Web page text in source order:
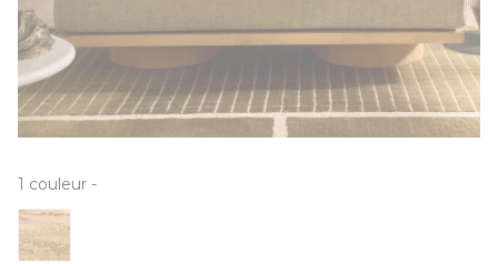
1 couleur -